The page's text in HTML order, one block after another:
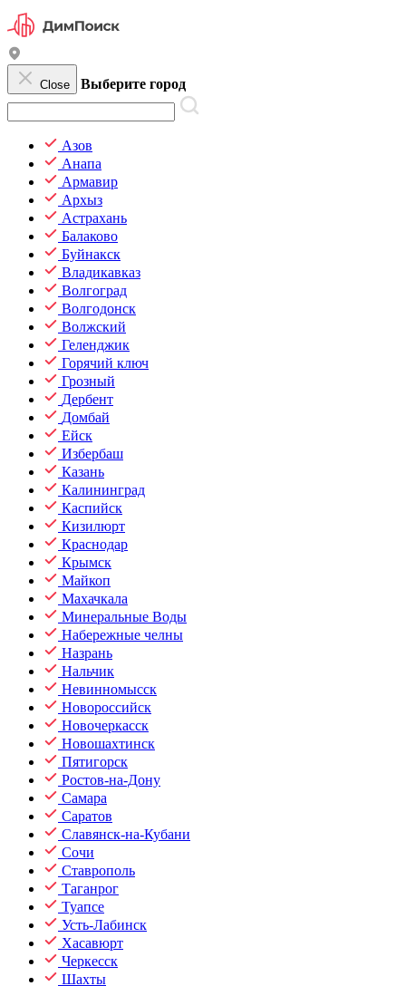
Close Выберите город
Азов
Анапа
Армавир
Архыз
Астрахань
Балаково
Буйнакск
Владикавказ
Волгоград
Волгодонск
Волжский
Геленджик
Горячий ключ
Грозный
Дербент
Домбай
Ейск
Избербаш
Казань
Калининград
Каспийск
Кизилюрт
Краснодар
Крымск
Майкоп
Махачкала
Минеральные Воды
Набережные челны
Назрань
Нальчик
Невинномысск
Новороссийск
Новочеркасск
Новошахтинск
Пятигорск
Ростов-на-Дону
Самара
Саратов
Славянск-на-Кубани
Сочи
Ставрополь
Таганрог
Туапсе
Усть-Лабинск
Хасавюрт
Черкесск
Шахты